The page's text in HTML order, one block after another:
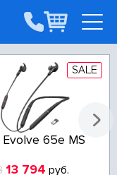
SALE
65e MS
13 794 руб.